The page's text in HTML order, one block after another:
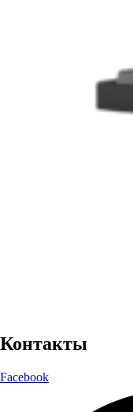
Контакты
Facebook